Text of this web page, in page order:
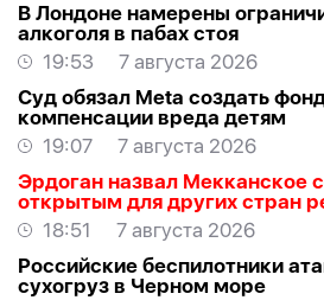
В Лондоне намерены
алкоголя в пабах стоя
19:53
7 августа 2026
Суд обязал Meta создать
компенсации вреда детям
19:07
7 августа 2026
Эрдоган назвал Мекканское
открытым для других стран
18:51
7 августа 2026
Российские беспилотники
сухогруз в Черном море